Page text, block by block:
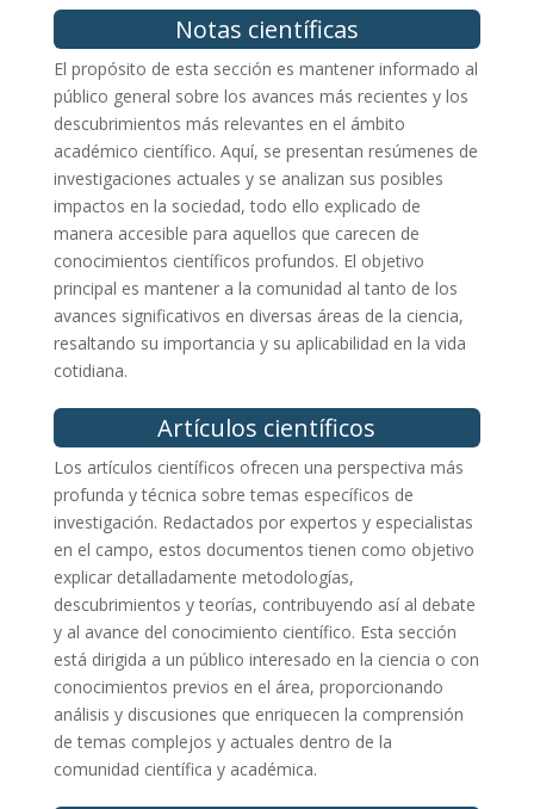
Notas científicas
El propósito de esta sección es mantener informado al
público general sobre los avances más recientes y los
descubrimientos más relevantes en el ámbito
académico científico. Aquí, se presentan resúmenes de
investigaciones actuales y se analizan sus posibles
impactos en la sociedad, todo ello explicado de
manera accesible para aquellos que carecen de
conocimientos científicos profundos. El objetivo
principal es mantener a la comunidad al tanto de los
avances significativos en diversas áreas de la ciencia,
resaltando su importancia y su aplicabilidad en la vida
cotidiana.
Artículos científicos
Los artículos científicos ofrecen una perspectiva más
profunda y técnica sobre temas específicos de
investigación. Redactados por expertos y especialistas
en el campo, estos documentos tienen como objetivo
explicar detalladamente metodologías,
descubrimientos y teorías, contribuyendo así al debate
y al avance del conocimiento científico. Esta sección
está dirigida a un público interesado en la ciencia o con
conocimientos previos en el área, proporcionando
análisis y discusiones que enriquecen la comprensión
de temas complejos y actuales dentro de la
comunidad científica y académica.